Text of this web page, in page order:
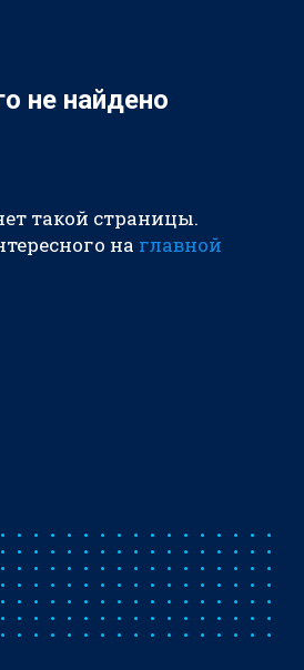
не найдено
такой страницы.
на главной